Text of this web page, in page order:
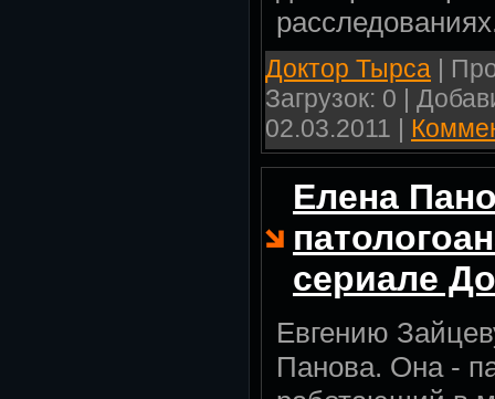
Доктор Тырса |
Загрузок: 0 |
02.03.2011
Елена
сериале
Евгению
Панова. Она -